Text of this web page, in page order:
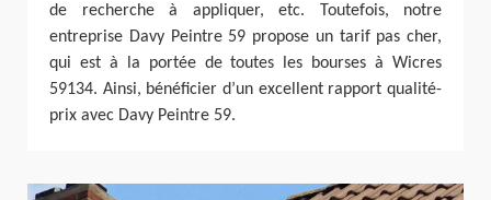
de recherche à appliquer, etc. Toutefois, notre
entreprise Davy Peintre 59 propose un tarif pas cher,
qui est à la portée de toutes les bourses à Wicres
59134. Ainsi, bénéficier d’un excellent rapport qualité-
prix avec Davy Peintre 59.